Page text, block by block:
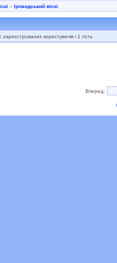
» Ірландський віскі
користувачів і 1 гість
Вперед: